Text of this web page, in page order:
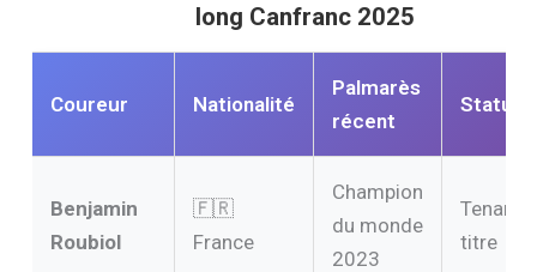
long Canfranc 2025
Coureur Nationalité
Palmarès
récent
Statut
Benjamin
Roubiol
🇫🇷
France
Champion
du monde
2023
Tenant
titre